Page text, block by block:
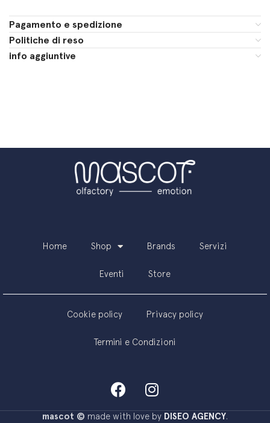
Pagamento e spedizione
Politiche di reso
info aggiuntive
Home Shop Brands Servizi
Eventi Store
Cookie policy Privacy policy
Termini e Condizioni
mascot © made with love by DISEO AGENCY.